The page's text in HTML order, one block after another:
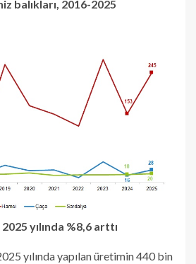
balıkları, 2016-2025
yılında %8,6 arttı
yılında yapılan üretimin 440 bin